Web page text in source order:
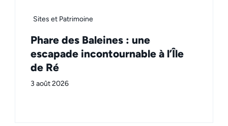
Sites et Patrimoine
Phare des Baleines : une
escapade incontournable à l’Île
de Ré
3 août 2026